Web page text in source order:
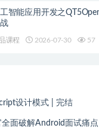
智能应用开发之
课程 2026-07-30 57
设计模式 | 完结
全面破解Android面试痛点